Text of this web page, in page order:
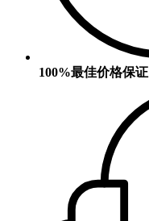
100%最佳价格保证